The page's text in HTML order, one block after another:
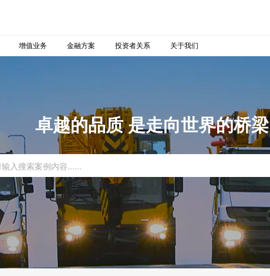
增值业务 金融方案 投资者关系 关于我们
卓越的品质 是走向世界的桥梁